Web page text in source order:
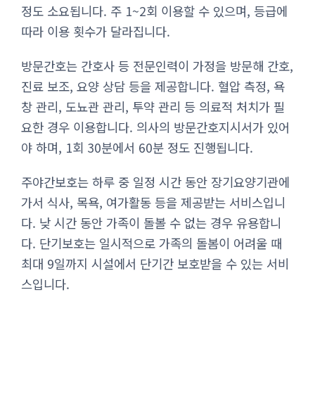
정도 소요됩니다. 주 1~2회 이용할 수 있으며, 등급에
따라 이용 횟수가 달라집니다.
방문간호는 간호사 등 전문인력이 가정을 방문해 간호,
진료 보조, 요양 상담 등을 제공합니다. 혈압 측정, 욕
창 관리, 도뇨관 관리, 투약 관리 등 의료적 처치가 필
요한 경우 이용합니다. 의사의 방문간호지시서가 있어
야 하며, 1회 30분에서 60분 정도 진행됩니다.
주야간보호는 하루 중 일정 시간 동안 장기요양기관에
가서 식사, 목욕, 여가활동 등을 제공받는 서비스입니
다. 낮 시간 동안 가족이 돌볼 수 없는 경우 유용합니
다. 단기보호는 일시적으로 가족의 돌봄이 어려울 때
최대 9일까지 시설에서 단기간 보호받을 수 있는 서비
스입니다.